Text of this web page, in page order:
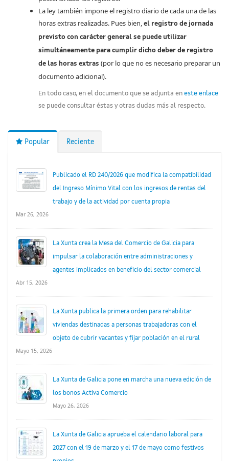
La ley también impone el registro diario de cada una de las
horas extras realizadas. Pues bien, el registro de jornada
previsto con carácter general se puede utilizar
simultáneamente para cumplir dicho deber de registro
de las horas extras (por lo que no es necesario preparar un
documento adicional).
En todo caso, en el documento que se adjunta en este enlace
se puede consultar éstas y otras dudas más al respecto.
Popular Reciente
Publicado el RD 240/2026 que modifica la compatibilidad
del Ingreso Mínimo Vital con los ingresos de rentas del
trabajo y de la actividad por cuenta propia
Mar 26, 2026
La Xunta crea la Mesa del Comercio de Galicia para
impulsar la colaboración entre administraciones y
agentes implicados en beneficio del sector comercial
Abr 15, 2026
La Xunta publica la primera orden para rehabilitar
viviendas destinadas a personas trabajadoras con el
objeto de cubrir vacantes y fijar población en el rural
Mayo 15, 2026
La Xunta de Galicia pone en marcha una nueva edición de
los bonos Activa Comercio
Mayo 26, 2026
La Xunta de Galicia aprueba el calendario laboral para
2027 con el 19 de marzo y el 17 de mayo como festivos